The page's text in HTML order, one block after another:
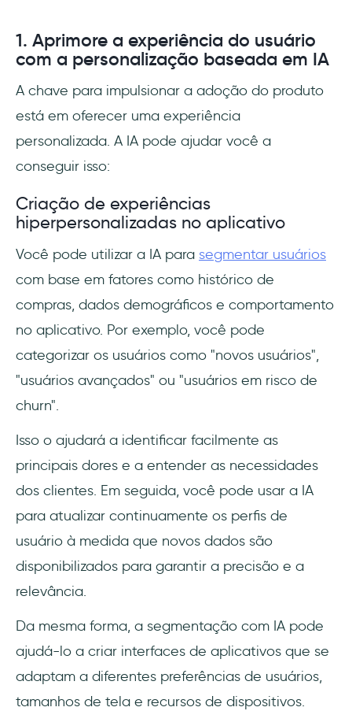
1. Aprimore a experiência do usuário
com a personalização baseada em IA
A chave para impulsionar a adoção do produto
está em oferecer uma experiência
personalizada. A IA pode ajudar você a
conseguir isso:
Criação de experiências
hiperpersonalizadas no aplicativo
Você pode utilizar a IA para segmentar usuários
com base em fatores como histórico de
compras, dados demográficos e comportamento
no aplicativo. Por exemplo, você pode
categorizar os usuários como "novos usuários",
"usuários avançados" ou "usuários em risco de
churn".
Isso o ajudará a identificar facilmente as
principais dores e a entender as necessidades
dos clientes. Em seguida, você pode usar a IA
para atualizar continuamente os perfis de
usuário à medida que novos dados são
disponibilizados para garantir a precisão e a
relevância.
Da mesma forma, a segmentação com IA pode
ajudá-lo a criar interfaces de aplicativos que se
adaptam a diferentes preferências de usuários,
tamanhos de tela e recursos de dispositivos.